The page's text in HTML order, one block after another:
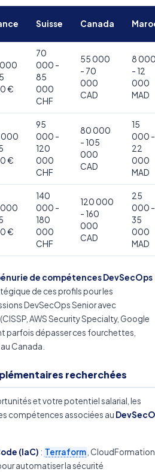
Suisse Canada
€
70
000 -
85
000
CHF
55 000
- 70
000
CAD
8
- 12
000
MAD
000
€
95
000 -
120
000
CHF
80 000
- 105
000
CAD
15
000 -
22
000
MAD
€
140
000 -
180
000
CHF
120 000
- 160
000
CAD
25
000 -
35
000
MAD
de compétences DevSecOps
de ces profils pour les
DevSecOps Senior avec
AWS Security Specialty, Google
parfois dépasser ces fourchettes,
Canada.
recherchées
et votre potentiel salarial, les
compétences associées au
(IaC) : Terraform ,
automatiser la sécurité